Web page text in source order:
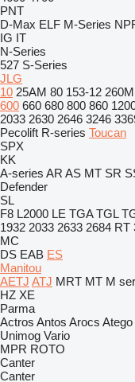
PNT
D-Max ELF M-Series
IG IT
N-Series
527 S-Series
JLG
10 25AM 80 153-12
600 660 680 800 860
2033 2630 2646 3246
Pecolift R-series Toucan
SPX
KK
A-series AR AS MT SR
Defender
SL
F8 L2000 LE TGA TGL
1932 2033 2633 2684 RT
MC
DS EAB ES
Manitou
AETJ ATJ MRT MT M
HZ XE
Parma
Actros Antos Arocs Atego
Unimog Vario
MPR ROTO
Canter
Canter